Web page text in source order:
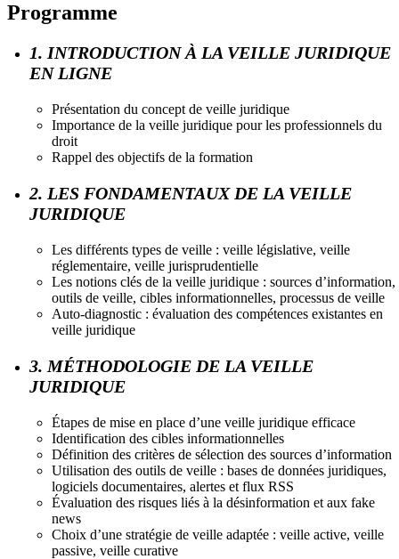
Programme
1. INTRODUCTION À LA VEILLE JURIDIQUE
EN LIGNE
Présentation du concept de veille juridique
Importance de la veille juridique pour les professionnels du
droit
Rappel des objectifs de la formation
2. LES FONDAMENTAUX DE LA VEILLE
JURIDIQUE
Les différents types de veille : veille législative, veille
réglementaire, veille jurisprudentielle
Les notions clés de la veille juridique : sources d’information,
outils de veille, cibles informationnelles, processus de veille
Auto-diagnostic : évaluation des compétences existantes en
veille juridique
3. MÉTHODOLOGIE DE LA VEILLE
JURIDIQUE
Étapes de mise en place d’une veille juridique efficace
Identification des cibles informationnelles
Définition des critères de sélection des sources d’information
Utilisation des outils de veille : bases de données juridiques,
logiciels documentaires, alertes et flux RSS
Évaluation des risques liés à la désinformation et aux fake
news
Choix d’une stratégie de veille adaptée : veille active, veille
passive, veille curative